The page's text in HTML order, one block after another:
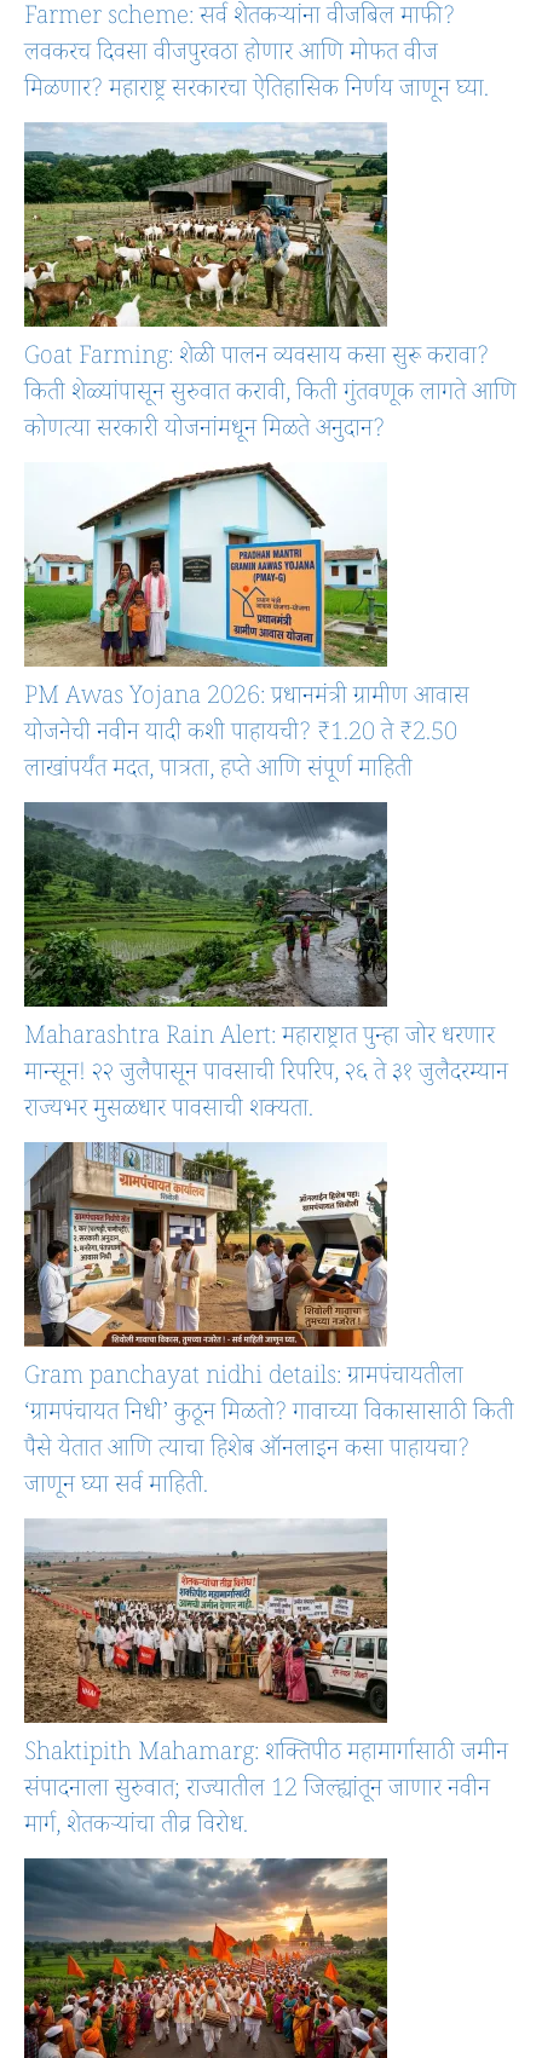
Farmer scheme: सर्व शेतकऱ्यांना वीजबिल माफी?
लवकरच दिवसा वीजपुरवठा होणार आणि मोफत वीज
मिळणार? महाराष्ट्र सरकारचा ऐतिहासिक निर्णय जाणून घ्या.
Goat Farming: शेळी पालन व्यवसाय कसा सुरू करावा?
किती शेळ्यांपासून सुरुवात करावी, किती गुंतवणूक लागते आणि
कोणत्या सरकारी योजनांमधून मिळते अनुदान?
PM Awas Yojana 2026: प्रधानमंत्री ग्रामीण आवास
योजनेची नवीन यादी कशी पाहायची? ₹1.20 ते ₹2.50
लाखांपर्यंत मदत, पात्रता, हप्ते आणि संपूर्ण माहिती
Maharashtra Rain Alert: महाराष्ट्रात पुन्हा जोर धरणार
मान्सून! २२ जुलैपासून पावसाची रिपरिप, २६ ते ३१ जुलैदरम्यान
राज्यभर मुसळधार पावसाची शक्यता.
Gram panchayat nidhi details: ग्रामपंचायतीला
‘ग्रामपंचायत निधी’ कुठून मिळतो? गावाच्या विकासासाठी किती
पैसे येतात आणि त्याचा हिशेब ऑनलाइन कसा पाहायचा?
जाणून घ्या सर्व माहिती.
Shaktipith Mahamarg: शक्तिपीठ महामार्गासाठी जमीन
संपादनाला सुरुवात; राज्यातील 12 जिल्ह्यांतून जाणार नवीन
मार्ग, शेतकऱ्यांचा तीव्र विरोध.